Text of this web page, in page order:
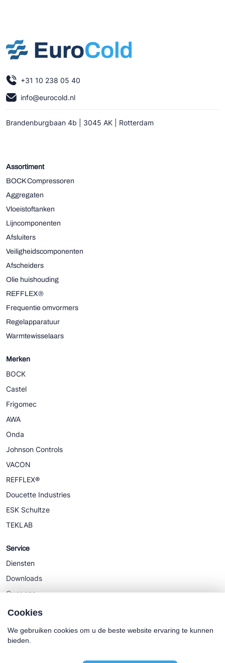
+31 10 238 05 40
info@eurocold.nl
Brandenburgbaan 4b | 3045 AK | Rotterdam
Assortiment
BOCK Compressoren
Aggregaten
Vloeistoftanken
Lijncomponenten
Afsluiters
Veiligheidscomponenten
Afscheiders
Olie huishouding
REFFLEX®
Frequentie omvormers
Regelapparatuur
Warmtewisselaars
Merken
BOCK
Castel
Frigomec
AWA
Onda
Johnson Controls
VACON
REFFLEX®
Doucette Industries
ESK Schultze
TEKLAB
Service
Diensten
Downloads
Over ons
Nieuws
Cookies
We gebruiken cookies om u de beste website ervaring te kunnen
bieden.